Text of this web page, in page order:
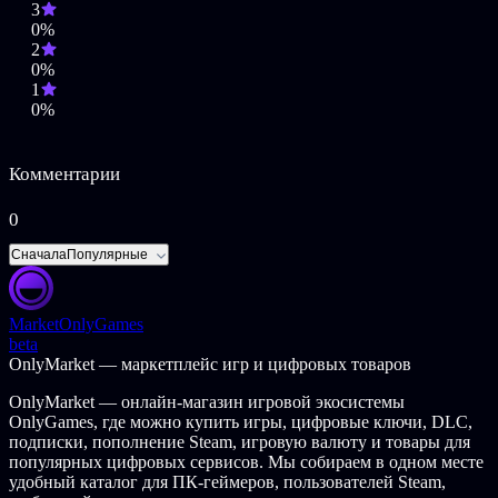
3
0%
2
0%
1
0%
Комментарии
0
СначалаПопулярные
MarketOnlyGames
beta
OnlyMarket — маркетплейс игр и цифровых товаров
OnlyMarket — онлайн-магазин игровой экосистемы
OnlyGames, где можно купить игры, цифровые ключи, DLC,
подписки, пополнение Steam, игровую валюту и товары для
популярных цифровых сервисов. Мы собираем в одном месте
удобный каталог для ПК-геймеров, пользователей Steam,